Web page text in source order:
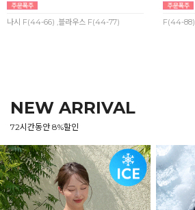
나시 F(44-66) ,블라우스 F(44-77) F(44-88)
NEW ARRIVAL
72시간동안 8%할인